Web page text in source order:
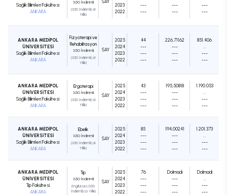
Sağlık Bilimleri Fakültesi
ANKARA
%50 İndirimli
(%50 İndirimli) (4
Yıllık)
SAY
2023
2022
---
---
---
---
---
---
ANKARA MEDİPOL
ÜNİVERSİTESİ
Sağlık Bilimleri Fakültesi
ANKARA
Fizyoterapi ve
Rehabilitasyon
%50 İndirimli
(%50 İndirimli) (4
Yıllık)
SAY
2025
2024
2023
2022
44
---
---
---
226,71162
---
---
---
851.406
---
---
ANKARA MEDİPOL
ÜNİVERSİTESİ
Sağlık Bilimleri Fakültesi
ANKARA
Ergoterapi
%50 İndirimli
(%50 İndirimli) (4
Yıllık)
SAY
2025
2024
2023
2022
43
---
---
---
195,50818
---
---
---
1.190.053
---
---
ANKARA MEDİPOL
ÜNİVERSİTESİ
Sağlık Bilimleri Fakültesi
ANKARA
Ebelik
%50 İndirimli
(%50 İndirimli) (4
Yıllık)
SAY
2025
2024
2023
2022
85
---
---
---
194,00241
---
---
---
1.201.373
---
---
ANKARA MEDİPOL
ÜNİVERSİTESİ
Tıp Fakültesi
ANKARA
Tıp
%50 İndirimli
(İngilizce) (%50
İndirimli) (6 Yıllık)
SAY
2025
2024
2023
2022
76
---
---
---
Dolmadı
---
---
---
Dolmadı
---
---